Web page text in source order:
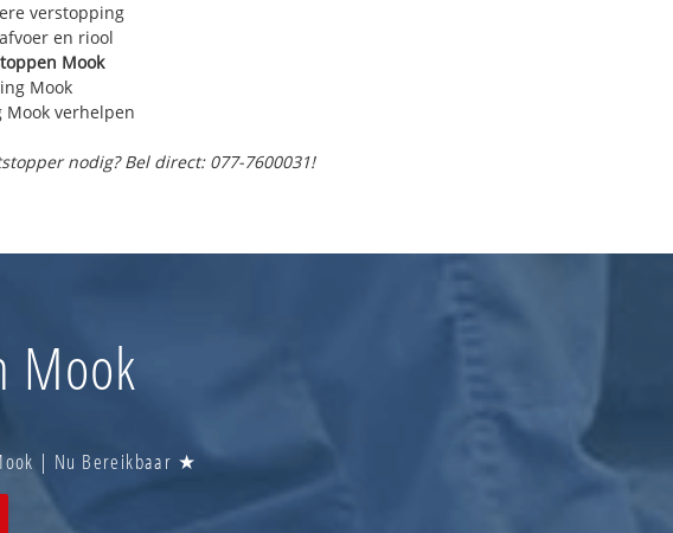
verstopping
en riool
Mook
Mook
Mook verhelpen
nodig? Bel direct: 077-7600031!
Mook
| Nu Bereikbaar ★